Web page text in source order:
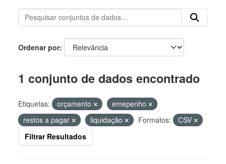
Ordenar por
1 conjunto de dados encontrado
Etiquetas: orçamento
emepenho
restos a pagar
liquidação Formatos:
CSV
Filtrar Resultados